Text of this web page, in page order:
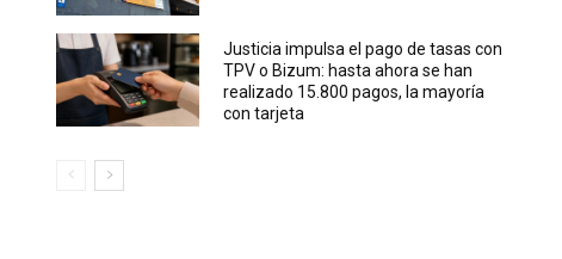
Justicia impulsa el pago de tasas con
TPV o Bizum: hasta ahora se han
realizado 15.800 pagos, la mayoría
con tarjeta